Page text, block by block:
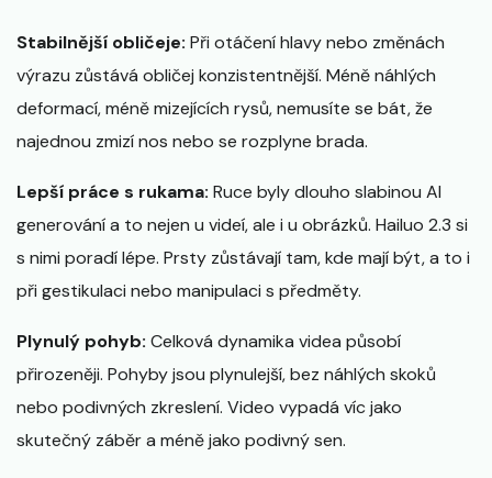
Stabilnější obličeje: Při otáčení hlavy nebo změnách
výrazu zůstává obličej konzistentnější. Méně náhlých
deformací, méně mizejících rysů, nemusíte se bát, že
najednou zmizí nos nebo se rozplyne brada.
Lepší práce s rukama: Ruce byly dlouho slabinou AI
generování a to nejen u videí, ale i u obrázků. Hailuo 2.3 si
s nimi poradí lépe. Prsty zůstávají tam, kde mají být, a to i
při gestikulaci nebo manipulaci s předměty.
Plynulý pohyb: Celková dynamika videa působí
přirozeněji. Pohyby jsou plynulejší, bez náhlých skoků
nebo podivných zkreslení. Video vypadá víc jako
skutečný záběr a méně jako podivný sen.